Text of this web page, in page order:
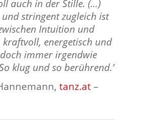
auch in der Stille. (…)
stringent zugleich ist
Intuition und
energetisch und
immer irgendwie
klug und so berührend.’
tanz.at–